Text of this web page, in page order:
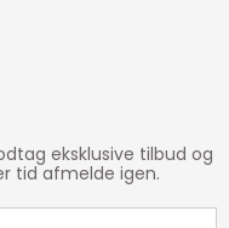
eksklusive tilbud og
tid afmelde igen.